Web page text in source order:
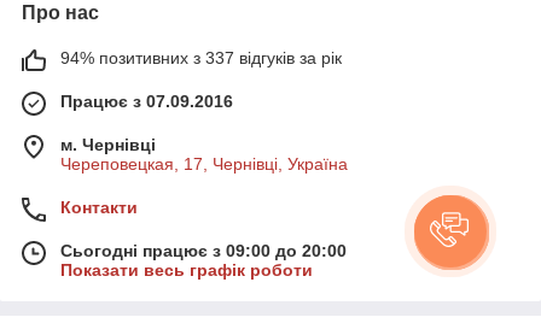
Про нас
94% позитивних з 337 відгуків за рік
Працює з 07.09.2016
м. Чернівці
Череповецкая, 17, Чернівці, Україна
Контакти
Сьогодні працює з 09:00 до 20:00
Показати весь графік роботи